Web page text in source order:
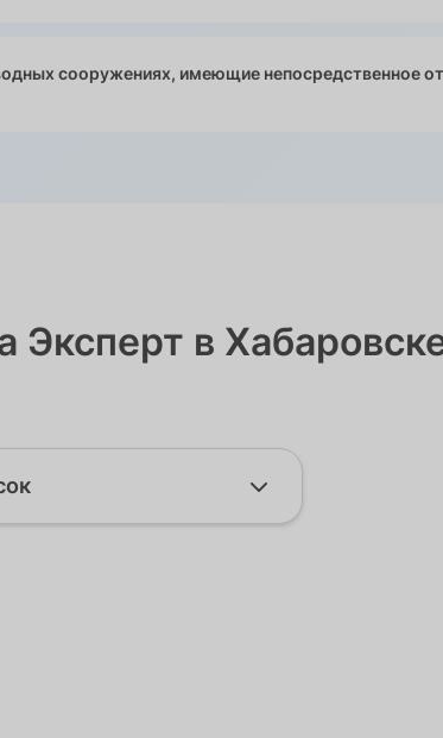
сооружениях, имеющие непосредственное
Эксперт в